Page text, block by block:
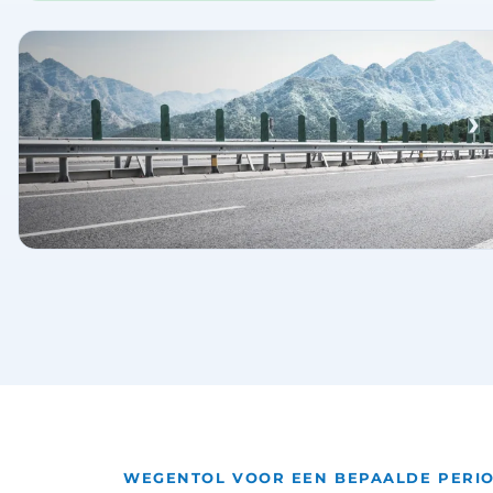
WEGENTOL VOOR EEN BEPAALDE